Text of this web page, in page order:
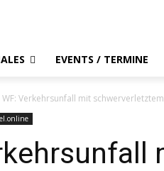
EVENTS / TERMINE
WF: Verkehrsunfall mit